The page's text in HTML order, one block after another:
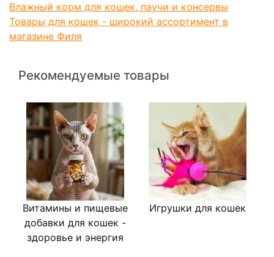
Сбалансирование содержание незаменимых аминокислот.
Полноценный состав по жирорастворимым витаминам,
Влажный корм для кошек, паучи и консервы
Товары для кошек - широкий ассортимент в
магазине Филя
Рекомендуемые товары
Витамины и пищевые
добавки для кошек -
здоровье и энергия
Игрушки для кошек